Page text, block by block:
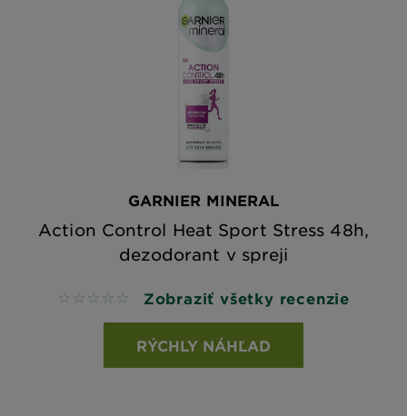
GARNIER MINERAL
Action Control Heat Sport Stress 48h,
dezodorant v spreji
No reviews Zobraziť všetky recenzie
RÝCHLY NÁHĽAD